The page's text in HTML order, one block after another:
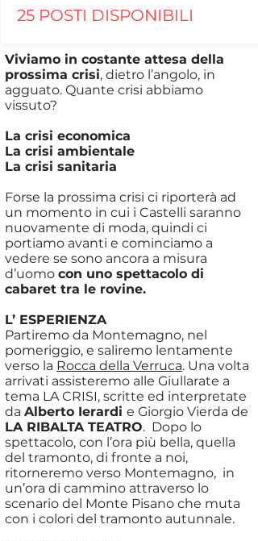
25 POSTI DISPONIBILI
Viviamo in costante attesa della
prossima crisi, dietro l’angolo, in
agguato. Quante crisi abbiamo
vissuto?
La crisi economica
La crisi ambientale
La crisi sanitaria
Forse la prossima crisi ci riporterà ad
un momento in cui i Castelli saranno
nuovamente di moda, quindi ci
portiamo avanti e cominciamo a
vedere se sono ancora a misura
d’uomo con uno spettacolo di
cabaret tra le rovine.
L’ ESPERIENZA
Partiremo da Montemagno, nel
pomeriggio, e saliremo lentamente
verso la Rocca della Verruca. Una volta
arrivati assisteremo alle Giullarate a
tema LA CRISI, scritte ed interpretate
da Alberto Ierardi e Giorgio Vierda de
LA RIBALTA TEATRO. Dopo lo
spettacolo, con l’ora più bella, quella
del tramonto, di fronte a noi,
ritorneremo verso Montemagno, in
un’ora di cammino attraverso lo
scenario del Monte Pisano che muta
con i colori del tramonto autunnale.